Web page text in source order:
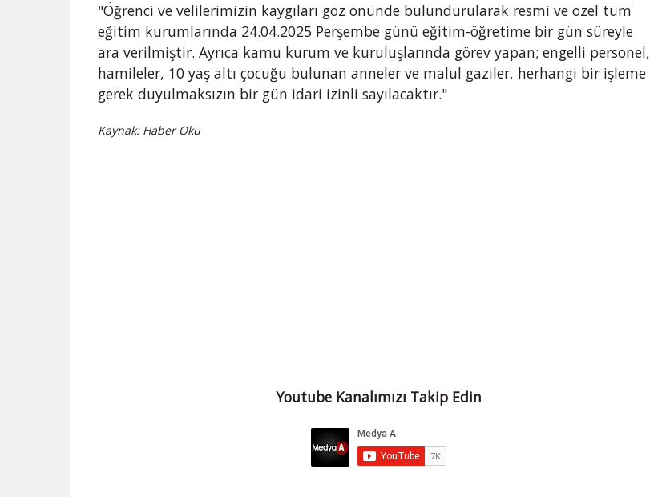
"Öğrenci ve velilerimizin kaygıları göz önünde bulundurularak resmi ve özel tüm
eğitim kurumlarında 24.04.2025 Perşembe günü eğitim-öğretime bir gün süreyle
ara verilmiştir. Ayrıca kamu kurum ve kuruluşlarında görev yapan; engelli personel,
hamileler, 10 yaş altı çocuğu bulunan anneler ve malul gaziler, herhangi bir işleme
gerek duyulmaksızın bir gün idari izinli sayılacaktır."
Kaynak: Haber Oku
Youtube Kanalımızı Takip Edin